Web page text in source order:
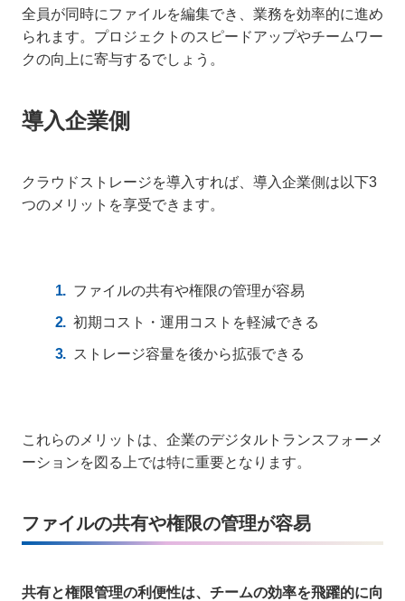
全員が同時にファイルを編集でき、業務を効率的に進め
られます。プロジェクトのスピードアップやチームワー
クの向上に寄与するでしょう。
導入企業側
クラウドストレージを導入すれば、導入企業側は以下3
つのメリットを享受できます。
ファイルの共有や権限の管理が容易
初期コスト・運用コストを軽減できる
ストレージ容量を後から拡張できる
これらのメリットは、企業のデジタルトランスフォーメ
ーションを図る上では特に重要となります。
ファイルの共有や権限の管理が容易
共有と権限管理の利便性は、チームの効率を飛躍的に向